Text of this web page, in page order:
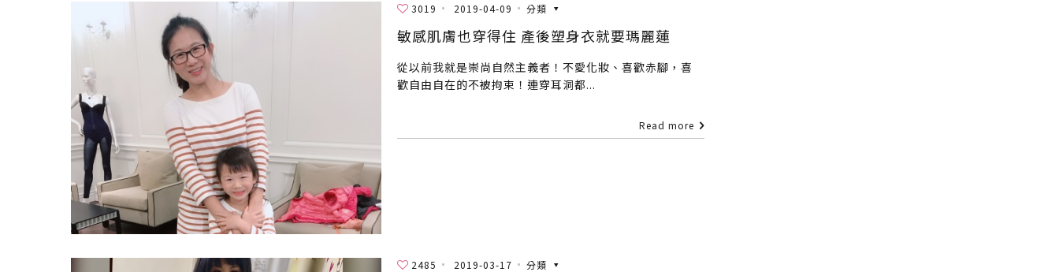
3019 2019-04-09 分類
敏感肌膚也穿得住 產後塑身衣就要瑪麗蓮
從以前我就是崇尚自然主義者！不愛化妝、喜歡赤腳，喜
歡自由自在的不被拘束！連穿耳洞都...
Read more
2485 2019-03-17 分類